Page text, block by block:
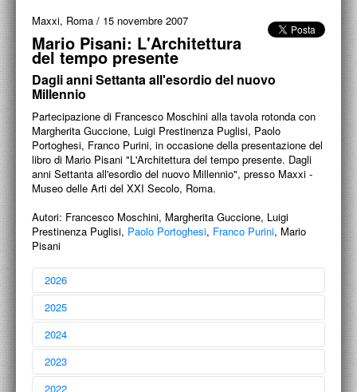
PROGETTI CULTURALI
PROGETTO T.E.S.I.
Maxxi, Roma / 15 novembre 2007
Mario Pisani: L'Architettura
del tempo presente
Dagli anni Settanta all'esordio del nuovo
Millennio
Partecipazione di Francesco Moschini alla tavola rotonda con
Margherita Guccione, Luigi Prestinenza Puglisi, Paolo
Portoghesi, Franco Purini, in occasione della presentazione del
libro di Mario Pisani "L'Architettura del tempo presente. Dagli
anni Settanta all'esordio del nuovo Millennio", presso Maxxi -
Museo delle Arti del XXI Secolo, Roma.
Autori: Francesco Moschini, Margherita Guccione, Luigi
Prestinenza Puglisi, Paolo Portoghesi, Franco Purini, Mario
Pisani
2026
Francesco Moschini
2025
2024
2023
2022